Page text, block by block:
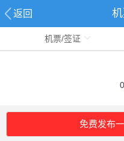
返回
机票/签证
免费发布